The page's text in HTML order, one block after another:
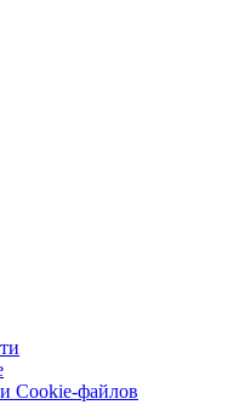
Cookie-файлов